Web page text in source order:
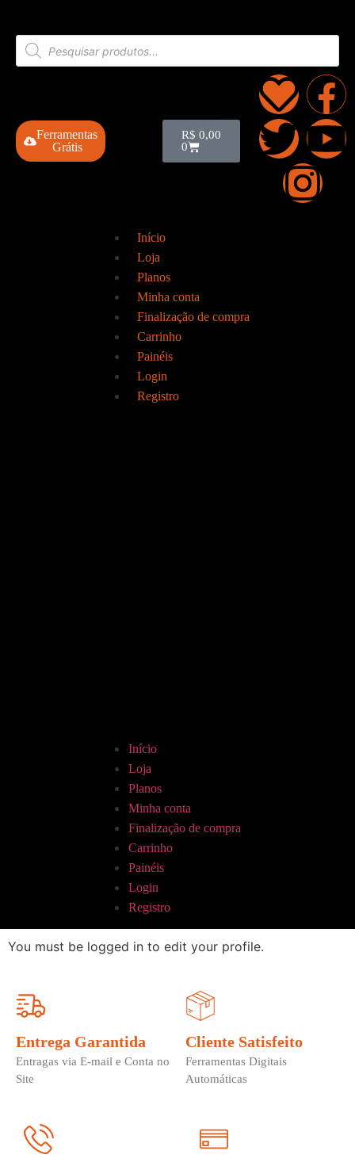
Ferramentas
Grátis
R$ 0,00
0
Início
Loja
Planos
Minha conta
Finalização de compra
Carrinho
Painéis
Login
Registro
Início
Loja
Planos
Minha conta
Finalização de compra
Carrinho
Painéis
Login
Registro
You must be logged in to edit your profile.
Entrega Garantida
Entragas via E-mail e Conta no
Site
Cliente Satisfeito
Ferramentas Digitais
Automáticas